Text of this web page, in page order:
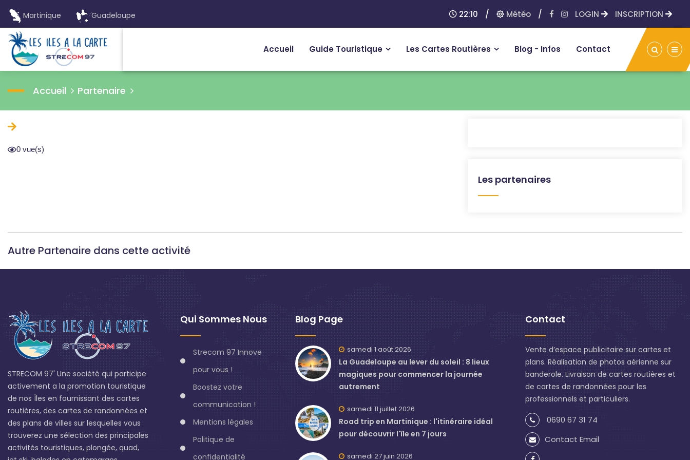
Martinique Guadeloupe 22:10 / Météo / LOGIN INSCRIPTION
Accueil Guide Touristique Les Cartes Routières Blog - Infos Contact
Accueil Partenaire
0 vue(s)
Les partenaires
Autre Partenaire dans cette activité
STRECOM 97' Une société qui participe
activement a la promotion touristique
de nos Îles en fournissant des cartes
routières, des cartes de randonnées et
des plans de villes sur lesquelles vous
trouverez une sélection des principales
activités touristiques, plongée, quad,
Qui Sommes Nous
Strecom 97 Innove
pour vous !
Boostez votre
communication !
Mentions légales
Politique de
confidentialité
Blog Page
samedi 1 août 2026
La Guadeloupe au lever du soleil : 8 lieux
magiques pour commencer la journée
autrement
samedi 11 juillet 2026
Road trip en Martinique : l'itinéraire idéal
pour découvrir l'île en 7 jours
samedi 27 juin 2026
Contact
Vente d’espace publicitaire sur cartes et
plans. Réalisation de photos aérienne sur
banderole. Livraison de cartes routières et
de cartes de randonnées pour les
professionnels et particuliers.
0690 67 31 74
Contact Email